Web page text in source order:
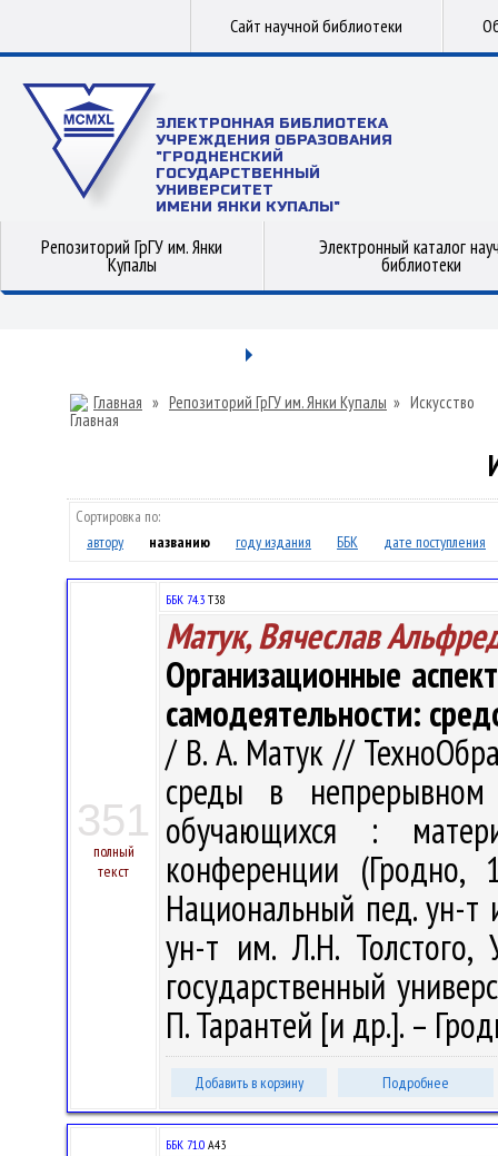
Сайт научной библиотеки
ЭЛЕКТРОННАЯ БИБЛИОТЕКА
УЧРЕЖДЕНИЯ ОБРАЗОВАНИЯ
"ГРОДНЕНСКИЙ
ГОСУДАРСТВЕННЫЙ
УНИВЕРСИТЕТ
ИМЕНИ ЯНКИ КУПАЛЫ"
Репозиторий ГрГУ им. Янки
Купалы
Электронный каталог
библиотеки
Главная » Репозиторий ГрГУ им. Янки Купалы » Искусство
Сортировка по:
автору
названию году издания ББК дате поступления
351
полный
текст
ББК 74.3 Т38
Матук, Вячеслав
Организационные
самодеятельности:
/ В. А. Матук //
среды в непрерывном
обучающихся :
конференции
Национальный пед. ун-т
ун-т им. Л.Н. Толстого,
государственный
П. Тарантей [и др.]. –
Добавить в корзину Подробнее
ББК 71.0 А43